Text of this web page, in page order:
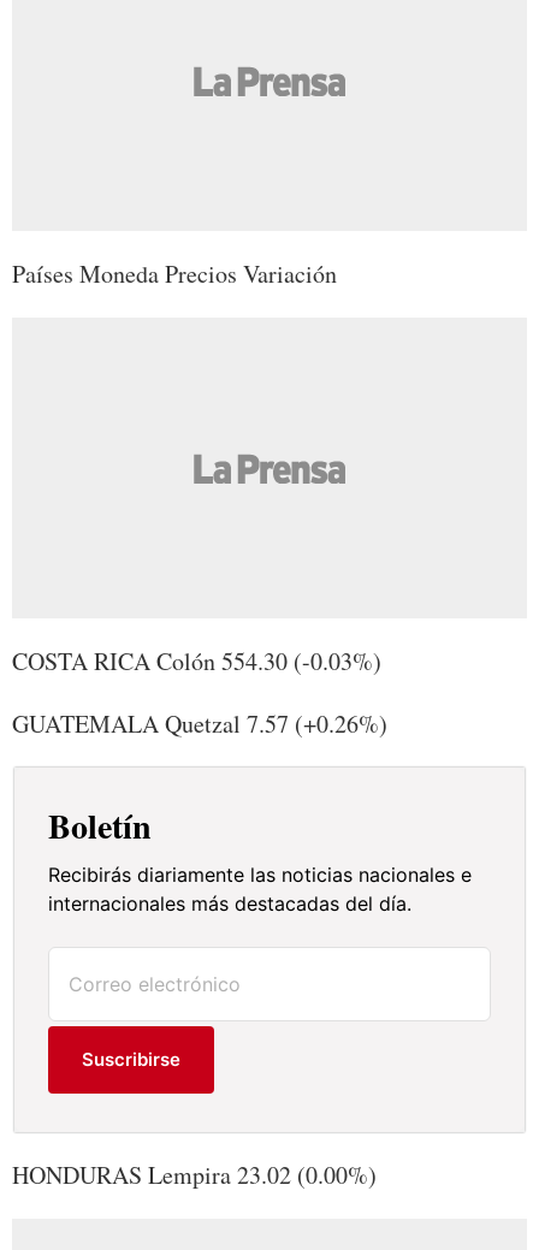
Países Moneda Precios Variación
COSTA RICA Colón 554.30 (-0.03%)
GUATEMALA Quetzal 7.57 (+0.26%)
Boletín
Recibirás diariamente las noticias nacionales e
internacionales más destacadas del día.
Suscribirse
HONDURAS Lempira 23.02 (0.00%)